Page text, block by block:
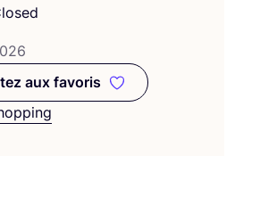
aux favoris
Ajoutez aux favoris